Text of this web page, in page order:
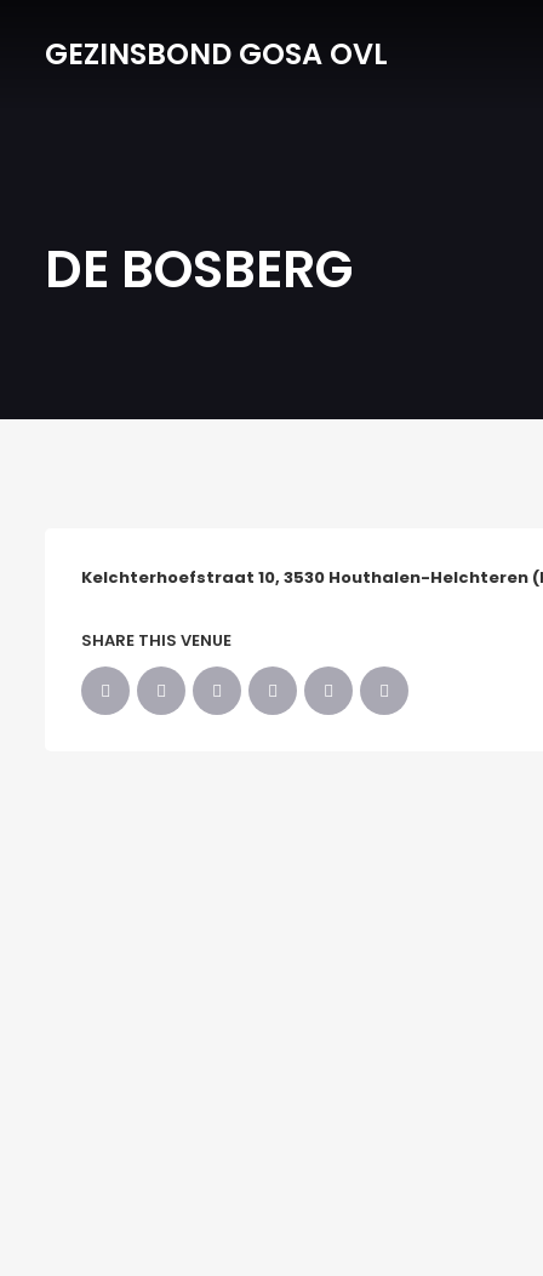
GEZINSBOND GOSA OVL
DE BOSBERG
Kelchterhoefstraat 10, 3530 Houthalen-Helchteren
SHARE THIS VENUE